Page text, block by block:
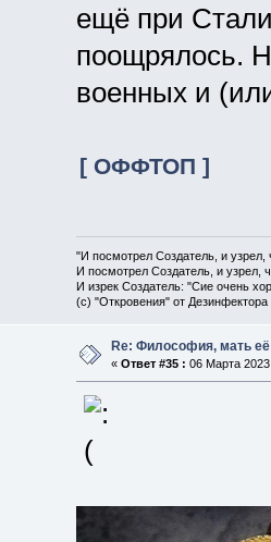
ещё при
поощрялось.
военных и
[ ОФФТОП ]
"И посмотрел Создатель, и
И посмотрел Создатель, и узрел,
И изрек Создатель: "Сие очень
(с) "Откровения" от Дезинфектора
Re: Философия, мать её
« Ответ #35 : 06 Марта